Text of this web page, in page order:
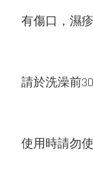
有傷口，濕
請於洗澡前
使用時請勿